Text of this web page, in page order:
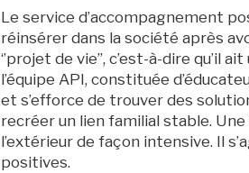
Le service d’accompagnement
réinsérer dans la société après
‘’projet de vie’’, c’est-à-dire
l’équipe API, constituée
et s’efforce de trouver des
recréer un lien familial stable.
l’extérieur de façon intensive. Il
positives.